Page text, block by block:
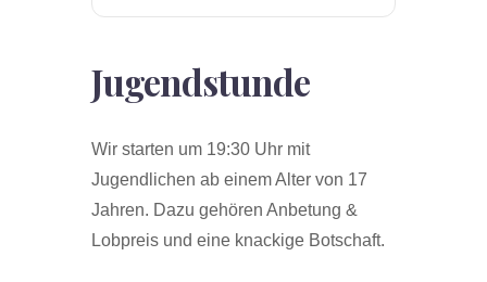
Jugendstunde
Wir starten um 19:30 Uhr mit
Jugendlichen ab einem Alter von 17
Jahren. Dazu gehören Anbetung &
Lobpreis und eine knackige Botschaft.